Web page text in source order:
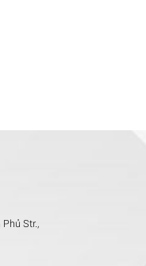
Str.,